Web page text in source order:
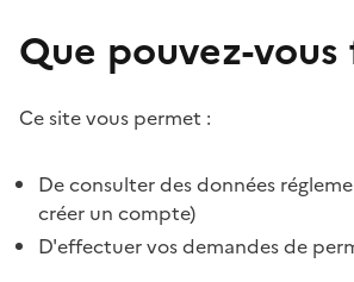
Que pouvez-
Ce site vous permet :
De consulter des données
créer un compte)
D'effectuer vos demandes de